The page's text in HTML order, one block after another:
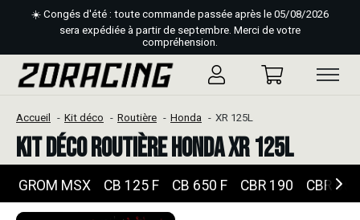
☀️ Congés d'été : toute commande passée après le 05/08/2026
sera expédiée à partir de septembre. Merci de votre
compréhension.
Accueil Kit déco Routière Honda XR 125L
Kit déco Routière Honda XR 125L
GROM MSX CB 125 F CB 650 F CBR 190 CBR